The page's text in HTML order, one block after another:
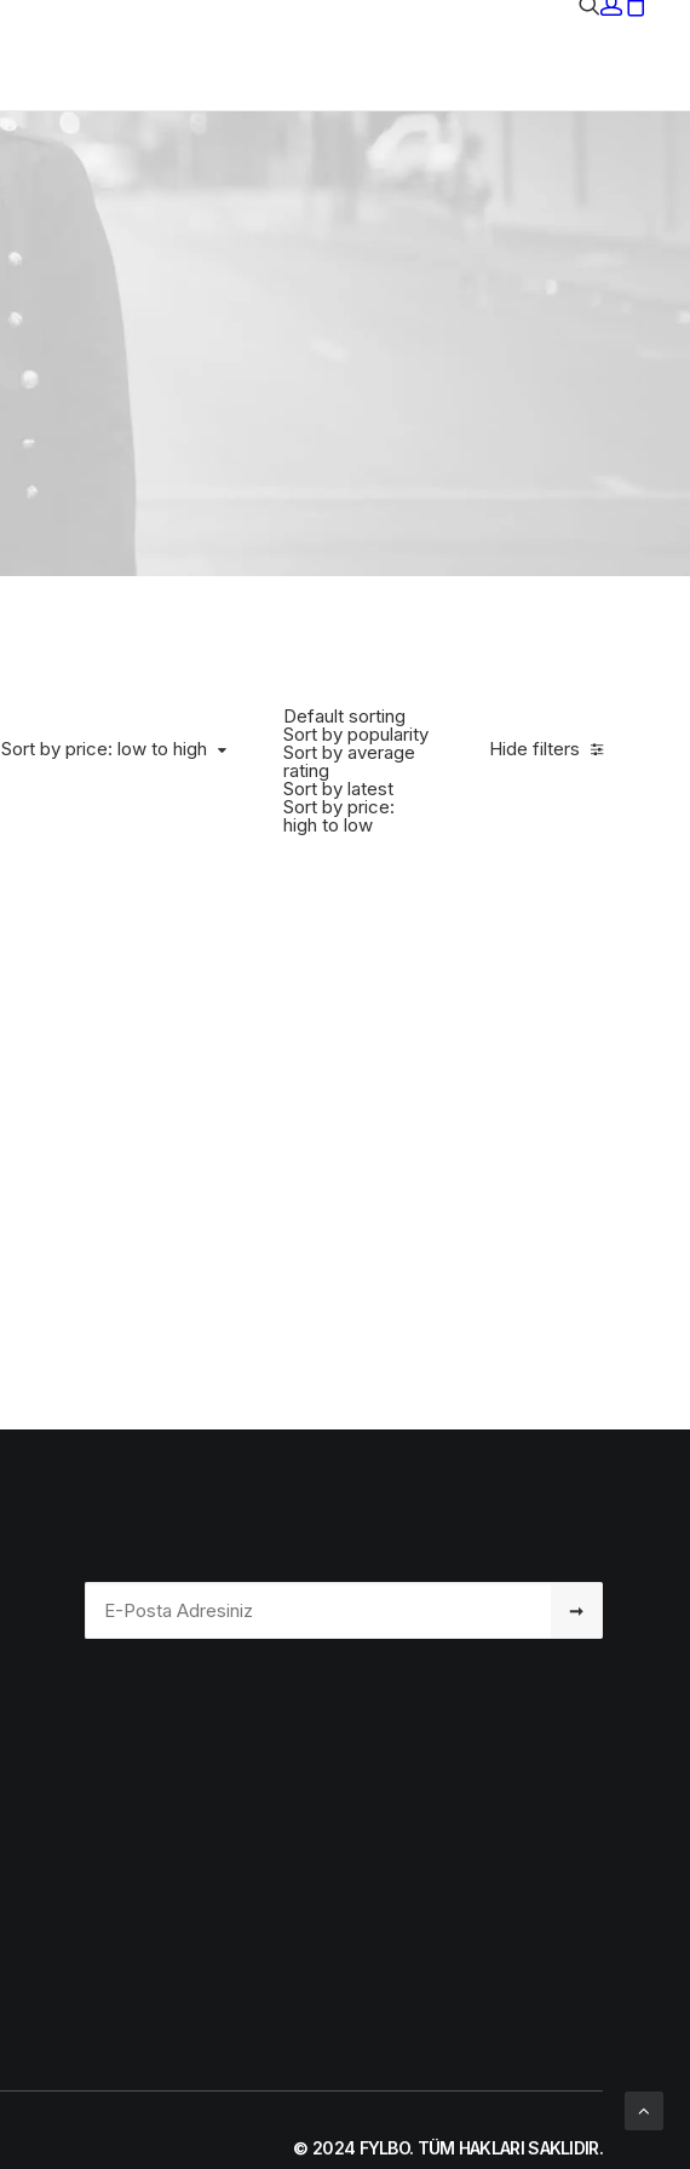
Hide filters
Sort by price: low to high
Default sorting
Sort by popularity
Sort by average
rating
Sort by latest
Sort by price:
high to low
© 2024 FYLBO. TÜM HAKLARI SAKLIDIR.